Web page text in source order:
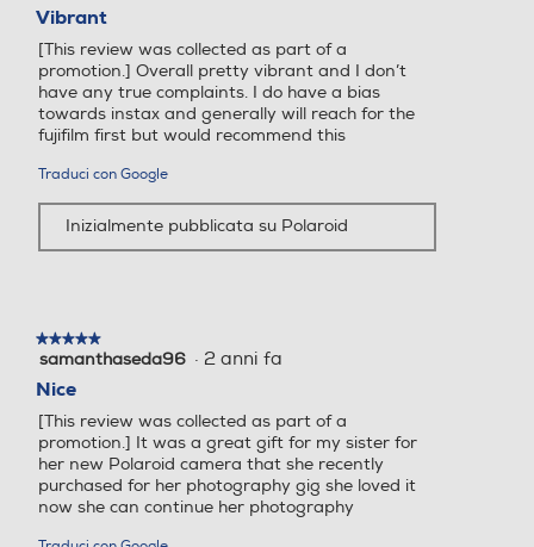
5
stelle.
Vibrant
[This review was collected as part of a
promotion.] Overall pretty vibrant and I don’t
have any true complaints. I do have a bias
towards instax and generally will reach for the
fujifilm first but would recommend this
Traduci con Google
Inizialmente pubblicata su Polaroid
★★★★★
★★★★★
5
5
stelle.
samanthaseda96 · 2 anni fa
Nice
[This review was collected as part of a
promotion.] It was a great gift for my sister for
her new Polaroid camera that she recently
purchased for her photography gig she loved it
now she can continue her photography